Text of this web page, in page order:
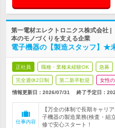
第一電材エレクトロニクス株式会社 |
本のモノづくりを支える企業
電子機器の【製造スタッフ】★
正社員 職種・業種未経験OK 急募
完全週休2日制 第二新卒歓迎 女性
情報更新日：2026/07/31 終了予定日：
仕事内容
【万全の体制で長期キャリ
子機器の製造業務(検査・組
修で安心スタート！